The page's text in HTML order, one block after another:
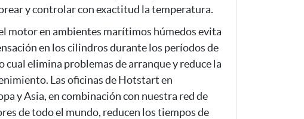
y controlar con exactitud la temperatura.
motor en ambientes marítimos húmedos evita
en los cilindros durante los períodos de
cual elimina problemas de arranque y reduce la
Las oficinas de Hotstart en
y Asia, en combinación con nuestra red de
de todo el mundo, reducen los tiempos de